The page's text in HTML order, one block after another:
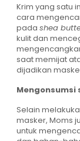
Krim yang satu
cara
pada shea
kulit dan
saat memijat
dijadikan
Mengonsumsi
Selain
masker, Moms
untuk